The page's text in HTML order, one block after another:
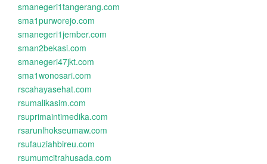
smanegeri1tangerang.com
sma1purworejo.com
smanegeri1jember.com
sman2bekasi.com
smanegeri47jkt.com
sma1wonosari.com
rscahayasehat.com
rsumalikasim.com
rsuprimaintimedika.com
rsarunlhokseumaw.com
rsufauziahbireu.com
rsumumcitrahusada.com